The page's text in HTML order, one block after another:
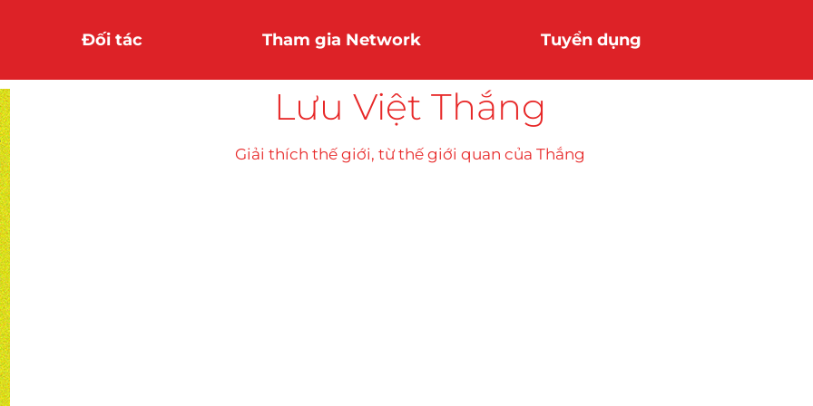
Đối tác Tham gia Network Tuyển dụng
Lưu Việt Thắng
Giải thích thế giới, từ thế giới quan của Thắng